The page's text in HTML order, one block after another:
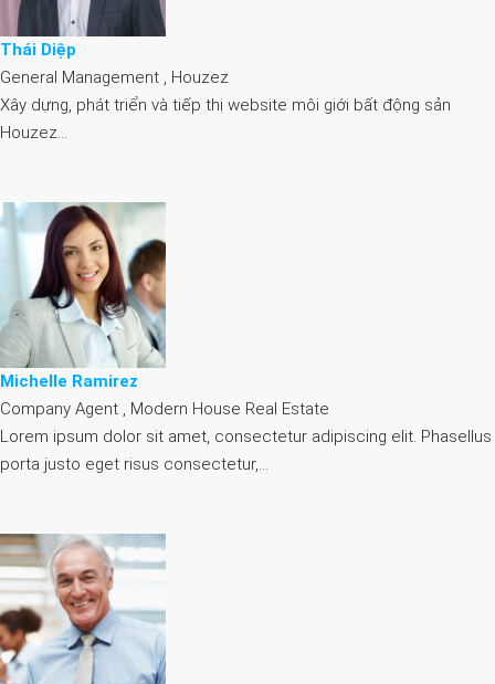
Thái Diệp
General Management , Houzez
Xây dựng, phát triển và tiếp thị website môi giới bất động sản
Houzez…
Michelle Ramirez
Company Agent , Modern House Real Estate
Lorem ipsum dolor sit amet, consectetur adipiscing elit. Phasellus
porta justo eget risus consectetur,…